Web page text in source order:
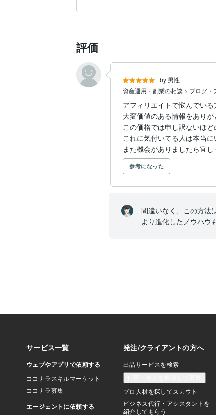
評価
by 男性
資産運用・副業の相談 > ブログ・
アフィリエイトで悩んでい
大変価値のある情報をありが
この価格では申し訳ないほど
これに気付いてる人は本当に
また機会がありましたら宜し
参考になった
間違いなく、この方法
より進化したノウハウ